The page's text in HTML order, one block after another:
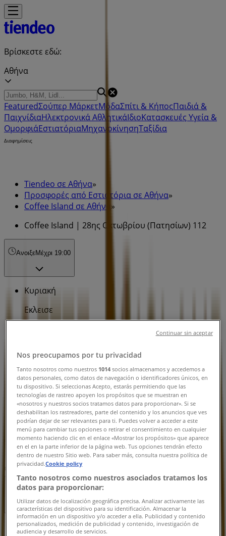
Βρίσκεστε εδώ:
Αθήνα
FeaturedΣούπερ ΜάρκετΜόδαΣπίτι & ΚήποςΠαιδιά &
ΠαιχνίδιαΗλεκτρονικάΑθλητικάΙδιοΚατασκευές Υγεία &
ΟμορφιάΕστιατόριαΜηχανοκίνησηΤαξίδια
Διαφημίσεις
Tiendeo σε Αθήνα»
Προσφορές από Εστιατόρια σε Αθήνα»
Coffee Island σε Αθήνα »
Coffee Island | 28ης Οκτωβρίου (Πατησίων) 112
ΑνοιξεΜέχρι 19:00
Κυριακή
Εκλεισε
Τρίτη
07:00 - 21:00
Τετάρτη
07:00 - 21:00
Πέμπτη
07:00 - 21:00
Παρασκευή
07:00 - 21:00
Σάββατο
08:00 - 19:00
Χάρτης
211 4111299
ΑνοιξεΜέχρι 19:00
Κυριακή
Nos preocupamos por tu privacidad
Tanto nosotros como nuestros 1014 socios almacenamos y accedemos a
datos personales, como datos de navegación o identificadores únicos, en
tu dispositivo. Si seleccionas Acepto, estarás permitiendo que las
tecnologías de rastreo apoyen los propósitos que se muestran en
«nosotros y nuestros socios tratamos datos para proporcionar». Si se
deshabilitan los rastreadores, parte del contenido y los anuncios que ves
podrían dejar de ser relevantes para ti. Puedes volver a acceder a este
menú para cambiar tus opciones o retirar el consentimiento en cualquier
momento haciendo clic en el enlace «Mostrar los propósitos» que aparece
en el en la parte inferior de la página web. Tus opciones tendrán efecto
dentro de nuestro Sitio web. Para saber más, consulta nuestra política de
privacidad.Cookie policy
Tanto nosotros como nuestros asociados tratamos los
datos para proporcionar:
Utilizar datos de localización geográfica precisa. Analizar activamente las
características del dispositivo para su identificación. Almacenar la
información en un dispositivo y/o acceder a ella. Publicidad y contenido
personalizados, medición de publicidad y contenido, investigación de
audiencia y desarrollo de servicios.
Continuar sin aceptar